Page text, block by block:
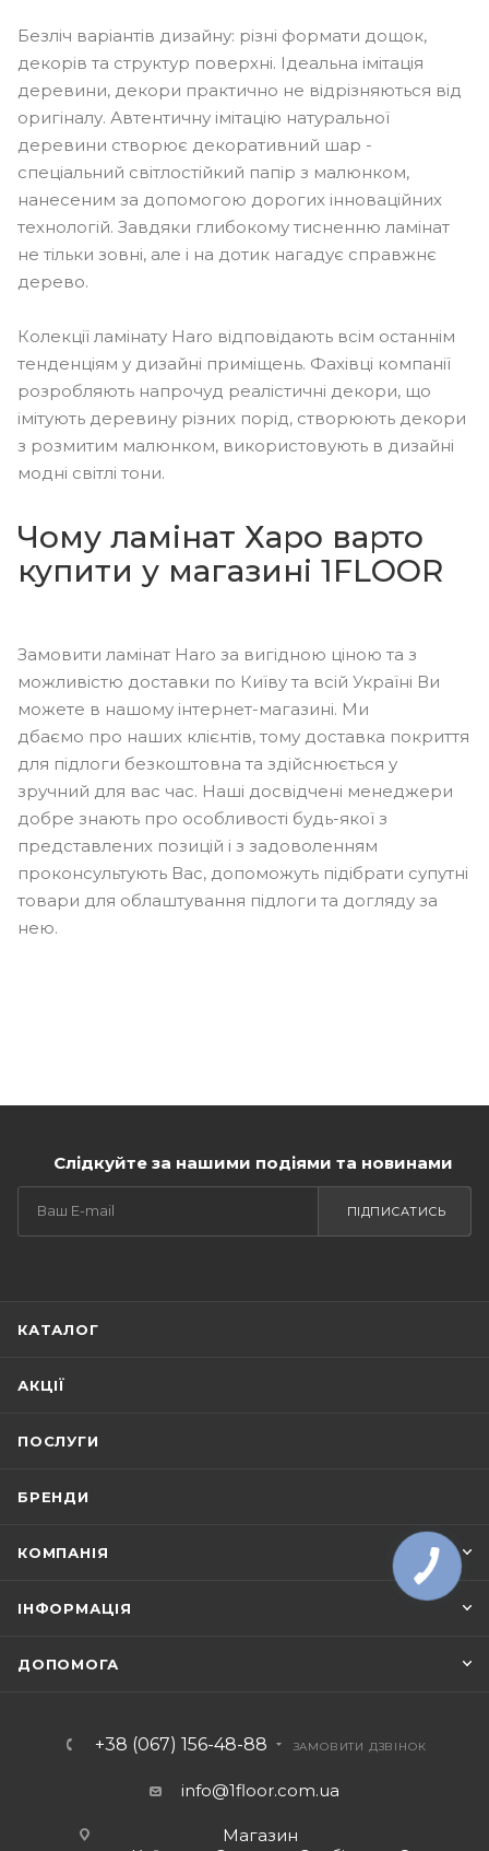
Безліч варіантів дизайну: різні формати дощок,
декорів та структур поверхні. Ідеальна імітація
деревини, декори практично не відрізняються від
оригіналу. Автентичну імітацію натуральної
деревини створює декоративний шар -
спеціальний світлостійкий папір з малюнком,
нанесеним за допомогою дорогих інноваційних
технологій. Завдяки глибокому тисненню ламінат
не тільки зовні, але і на дотик нагадує справжнє
дерево.
Колекції ламінату Haro відповідають всім останнім
тенденціям у дизайні приміщень. Фахівці компанії
розробляють напрочуд реалістичні декори, що
імітують деревину різних порід, створюють декори
з розмитим малюнком, використовують в дизайні
модні світлі тони.
Чому ламінат Харо варто
купити у магазині 1FLOOR
Замовити ламінат Haro за вигідною ціною та з
можливістю доставки по Київу та всій Україні Ви
можете в нашому інтернет-магазині. Ми
дбаємо про наших клієнтів, тому доставка покриття
для підлоги безкоштовна та здійснюється у
зручний для вас час. Наші досвідчені менеджери
добре знають про особливості будь-якої з
представлених позицій і з задоволенням
проконсультують Вас, допоможуть підібрати супутні
товари для облаштування підлоги та догляду за
нею.
Слідкуйте за нашими подіями та новинами
ПІДПИСАТИСЬ
КАТАЛОГ
АКЦІЇ
ПОСЛУГИ
БРЕНДИ
КОМПАНІЯ
ІНФОРМАЦІЯ
ДОПОМОГА
+38 (067) 156-48-88 ЗАМОВИТИ ДЗВІНОК
info@1floor.com.ua
Магазин